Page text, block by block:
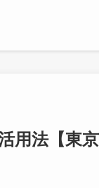
用法【東